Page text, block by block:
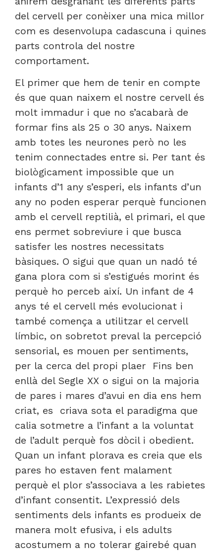
del cervell per conèixer una mica millor
com es desenvolupa cadascuna i quines
parts controla del nostre
comportament.
El primer que hem de tenir en compte
és que quan naixem el nostre cervell és
molt immadur i que no s’acabarà de
formar fins als 25 o 30 anys. Naixem
amb totes les neurones però no les
tenim connectades entre si. Per tant és
biològicament impossible que un
infants d’1 any s’esperi, els infants d’un
any no poden esperar perquè funcionen
amb el cervell reptilià, el primari, el que
ens permet sobreviure i que busca
satisfer les nostres necessitats
bàsiques. O sigui que quan un nadó té
gana plora com si s’estigués morint és
perquè ho perceb així. Un infant de 4
anys té el cervell més evolucionat i
també comença a utilitzar el cervell
límbic, on sobretot preval la percepció
sensorial, es mouen per sentiments,
per la cerca del propi plaer Fins ben
enllà del Segle XX o sigui on la majoria
de pares i mares d’avui en dia ens hem
criat, es criava sota el paradigma que
calia sotmetre a l’infant a la voluntat
de l’adult perquè fos dòcil i obedient.
Quan un infant plorava es creia que els
pares ho estaven fent malament
perquè el plor s’associava a les rabietes
d’infant consentit. L’expressió dels
sentiments dels infants es produeix de
manera molt efusiva, i els adults
acostumem a no tolerar gairebé quan